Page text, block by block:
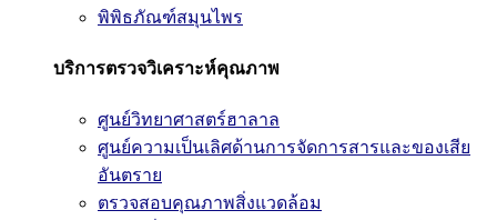
พิพิธภัณฑ์สมุนไพร
บริการตรวจวิเคราะห์คุณภาพ
ศูนย์วิทยาศาสตร์ฮาลาล
ศูนย์ความเป็นเลิศด้านการจัดการสารและของเสีย
อันตราย
ตรวจสอบคุณภาพสิ่งแวดล้อม